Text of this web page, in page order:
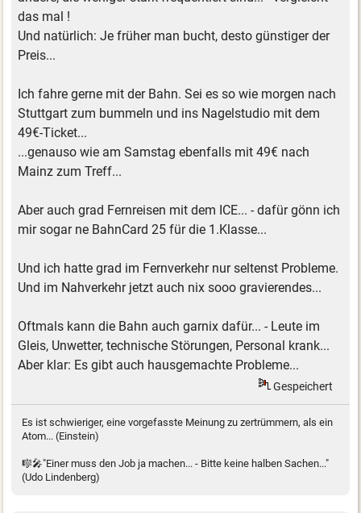
das mal !
Und natürlich: Je früher man bucht, desto günstiger der
Preis...
Ich fahre gerne mit der Bahn. Sei es so wie morgen nach
Stuttgart zum bummeln und ins Nagelstudio mit dem
49€-Ticket...
...genauso wie am Samstag ebenfalls mit 49€ nach
Mainz zum Treff...
Aber auch grad Fernreisen mit dem ICE... - dafür gönn ich
mir sogar ne BahnCard 25 für die 1.Klasse...
Und ich hatte grad im Fernverkehr nur seltenst Probleme.
Und im Nahverkehr jetzt auch nix sooo gravierendes...
Oftmals kann die Bahn auch garnix dafür... - Leute im
Gleis, Unwetter, technische Störungen, Personal krank...
Aber klar: Es gibt auch hausgemachte Probleme...
Gespeichert
Es ist schwieriger, eine vorgefasste Meinung zu zertrümmern, als ein
Atom... (Einstein)
🎼🎤"Einer muss den Job ja machen... - Bitte keine halben Sachen..."
(Udo Lindenberg)